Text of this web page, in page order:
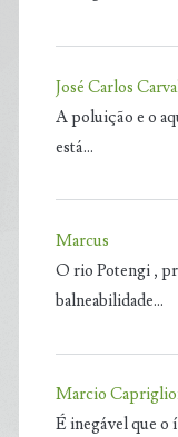
José Carlos
A poluição e o
está…
Marcus
O rio Potengi ,
balneabilidade…
Marcio
É inegável que o